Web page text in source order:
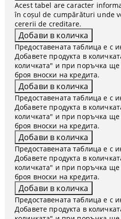
Acest tabel are caracter
în coșul de cumpărături unde
cererii de creditare.
Предоставената таблица е с
Добавете продукта в
количката" и при поръчка ще
броя вноски на кредита.
Предоставената таблица е с
Добавете продукта в
количката" и при поръчка ще
броя вноски на кредита.
Предоставената таблица е с
Добавете продукта в
количката" и при поръчка ще
броя вноски на кредита.
Предоставената таблица е с
Добавете продукта в